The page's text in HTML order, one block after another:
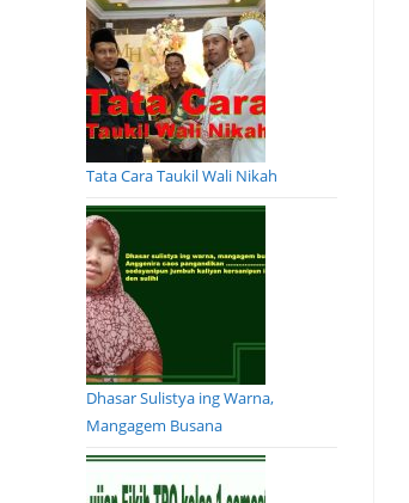
Tata Cara Taukil Wali Nikah
Dhasar Sulistya ing Warna,
Mangagem Busana